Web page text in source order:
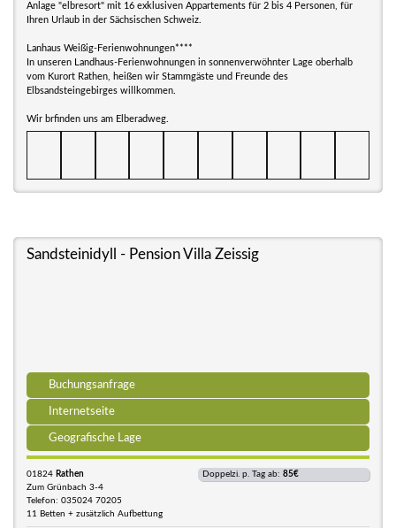
Anlage "elbresort" mit 16 exklusiven Appartements für 2 bis 4 Personen, für
Ihren Urlaub in der Sächsischen Schweiz.
Lanhaus Weißig-Ferienwohnungen****
In unseren Landhaus-Ferienwohnungen in sonnenverwöhnter Lage oberhalb
vom Kurort Rathen, heißen wir Stammgäste und Freunde des
Elbsandsteingebirges willkommen.
Wir brfinden uns am Elberadweg.
Sandsteinidyll - Pension Villa Zeissig
Buchungsanfrage
Internetseite
Geografische Lage
01824 Rathen
Zum Grünbach 3-4
Telefon: 035024 70205
11 Betten + zusätzlich Aufbettung
Doppelzi. p. Tag ab: 85€